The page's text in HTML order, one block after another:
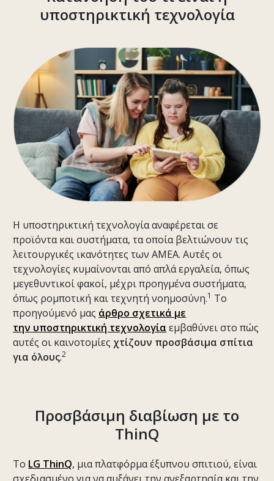
υποστηρικτική τεχνολογία
Η υποστηρικτική τεχνολογία αναφέρεται σε
προϊόντα και συστήματα, τα οποία βελτιώνουν τις
λειτουργικές ικανότητες των ΑΜΕΑ. Αυτές οι
τεχνολογίες κυμαίνονται από απλά εργαλεία, όπως
μεγεθυντικοί φακοί, μέχρι προηγμένα συστήματα,
όπως ρομποτική και τεχνητή νοημοσύνη.1 Το
προηγούμενό μας άρθρο σχετικά με
την υποστηρικτική τεχνολογία εμβαθύνει στο πώς
αυτές οι καινοτομίες χτίζουν προσβάσιμα σπίτια
για όλους.2
Προσβάσιμη διαβίωση με το
ThinQ
Το LG ThinQ, μια πλατφόρμα έξυπνου σπιτιού, είναι